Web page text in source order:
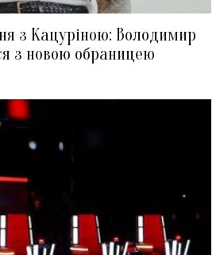
з Кацуріною: Володимир
з новою обраницею